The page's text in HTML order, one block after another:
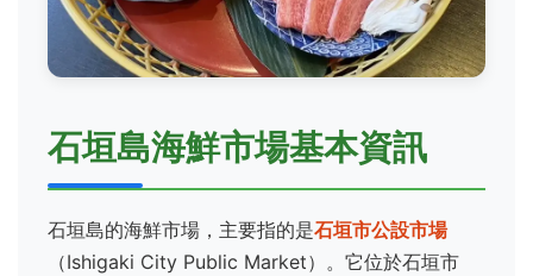
石垣島海鮮市場基本資訊
石垣島的海鮮市場，主要指的是石垣市公設市場
（Ishigaki City Public Market）。它位於石垣市